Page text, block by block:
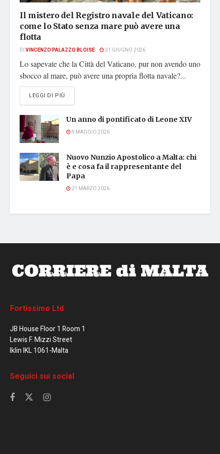
Il mistero del Registro navale del Vaticano:
come lo Stato senza mare può avere una
flotta
DI VINCENZO PALAZZO BLOISE 21 GIUGNO 2026
Lo sapevate che la Città del Vaticano, pur non avendo uno
sbocco al mare, può avere una propria flotta navale?...
LEGGI DI PIÙ
Un anno di pontificato di Leone XIV
9 MAGGIO 2026
Nuovo Nunzio Apostolico a Malta: chi
è e cosa fa il rappresentante del
Papa
21 MARZO 2026
Fortissimo Ltd
JB House Floor 1 Room 1
Lewis F. Mizzi Street
Iklin IKL 1061-Malta
Seguici sui social